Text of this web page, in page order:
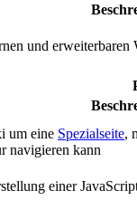
und
um eine Spezialseite,
navigieren kann
einer